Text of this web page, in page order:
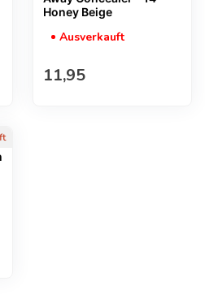
Honey Beige
Ausverkauft
Regulärer Preis
11,95